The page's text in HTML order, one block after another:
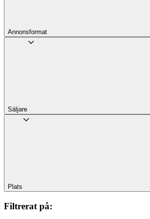
Annons­format
Säljare
Plats
Filtrerat på: